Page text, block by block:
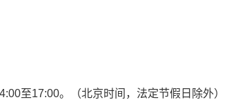
至17:00。（北京时间，法定节假日除外）